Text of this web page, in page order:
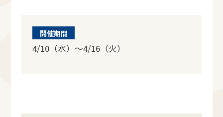
開催期間
4/10（水）～4/16（火）